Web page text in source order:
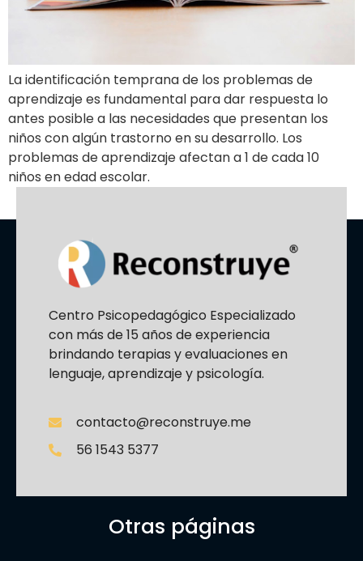
La identificación temprana de los problemas de
aprendizaje es fundamental para dar respuesta lo
antes posible a las necesidades que presentan los
niños con algún trastorno en su desarrollo. Los
problemas de aprendizaje afectan a 1 de cada 10
niños en edad escolar.
Centro Psicopedagógico Especializado
con más de 15 años de experiencia
brindando terapias y evaluaciones en
lenguaje, aprendizaje y psicología.
contacto@reconstruye.me
56 1543 5377
Otras páginas